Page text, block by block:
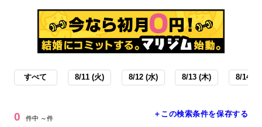
すべて 8/11 (火) 8/12 (水) 8/13 (木) 8/14 (
0 件中 ～件 ＋この検索条件を保存する